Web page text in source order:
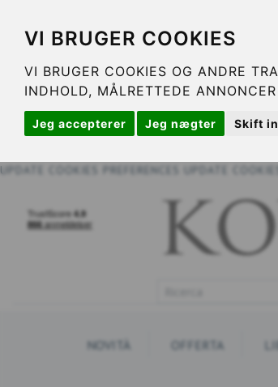
VI BRUGER COOKIES
VI BRUGER COOKIES OG ANDRE
INDHOLD, MÅLRETTEDE
Jeg accepterer Jeg nægter Skift
UPDATE COOKIES PREFERENCES UPDATE
NOVITÀ OFFERTA